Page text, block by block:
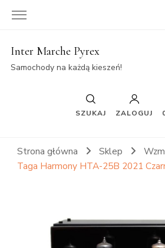
Inter Marche Pyrex
Samochody na każdą kieszeń!
SZUKAJ ZALOGUJ
Strona główna Sklep
Taga Harmony HTA-25B 2021